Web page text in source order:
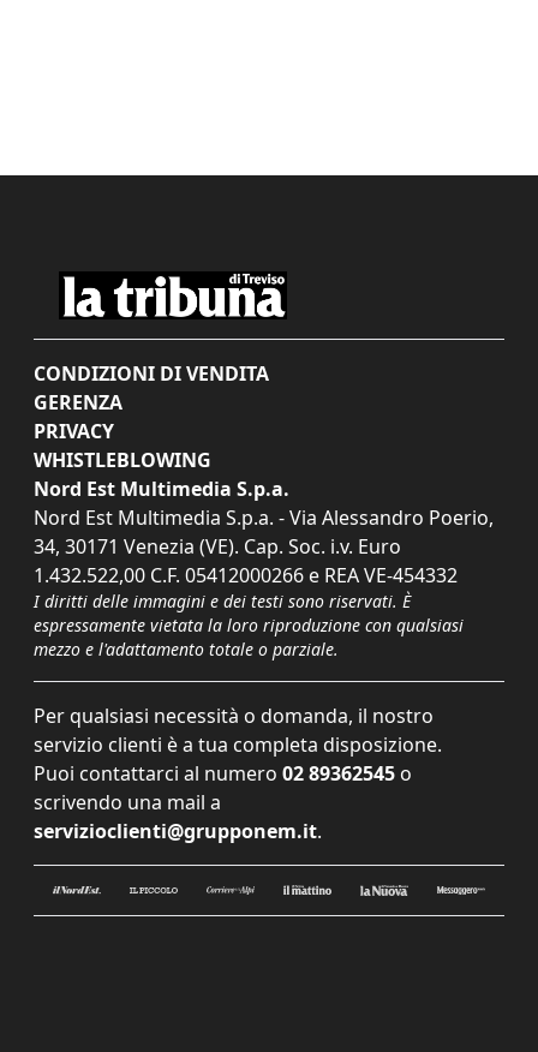
CONDIZIONI DI VENDITA
GERENZA
PRIVACY
WHISTLEBLOWING
Nord Est Multimedia S.p.a.
Nord Est Multimedia S.p.a. - Via Alessandro Poerio,
34, 30171 Venezia (VE). Cap. Soc. i.v. Euro
1.432.522,00 C.F. 05412000266 e REA VE-454332
I diritti delle immagini e dei testi sono riservati. È
espressamente vietata la loro riproduzione con qualsiasi
mezzo e l'adattamento totale o parziale.
Per qualsiasi necessità o domanda, il nostro
servizio clienti è a tua completa disposizione.
Puoi contattarci al numero 02 89362545 o
scrivendo una mail a
servizioclienti@grupponem.it.